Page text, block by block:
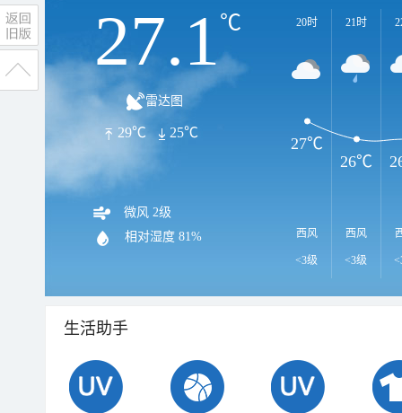
27.1℃
雷达图
29℃ 25℃
微风 2级
相对湿度 81%
20时
西风
<3级
21时
西风
<3级
27℃
26℃
生活助手